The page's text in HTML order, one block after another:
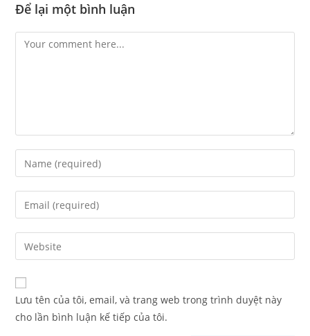
Để lại một bình luận
Lưu tên của tôi, email, và trang web trong trình duyệt này
cho lần bình luận kế tiếp của tôi.